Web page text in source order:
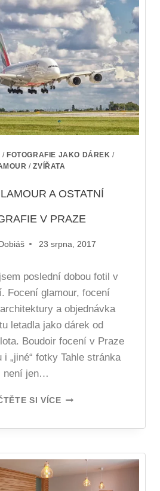
/ FOTOGRAFIE JAKO DÁREK /
/ZVÍŘATA
A OSTATNÍ
V PRAZE
23 srpna, 2017
poslední dobou fotil v
Focení glamour, focení
a objednávka
letadla jako dárek od
Boudoir focení v Praze
„jiné“ fotky Tahle stránka
není jen…
SI VÍCE